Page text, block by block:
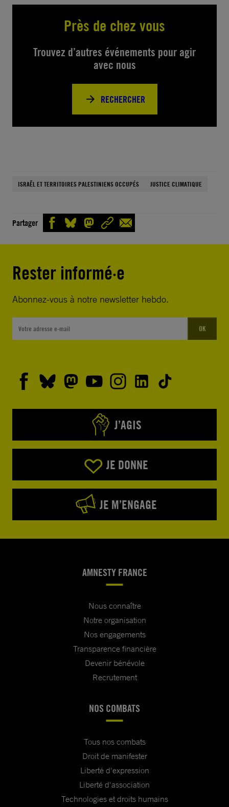
Près de chez vous
Trouvez d’autres événements pour agir
avec nous
RECHERCHER
ISRAËL ET TERRITOIRES PALESTINIENS OCCUPÉS JUSTICE CLIMATIQUE
Partager
Rester informé·e
Abonnez-vous à notre newsletter hebdo.
OK
J’AGIS
JE DONNE
JE M’ENGAGE
AMNESTY FRANCE
Nous connaître
Notre organisation
Nos engagements
Transparence financière
Devenir bénévole
Recrutement
NOS COMBATS
Tous nos combats
Droit de manifester
Liberté d'expression
Liberté d'association
Technologies et droits humains